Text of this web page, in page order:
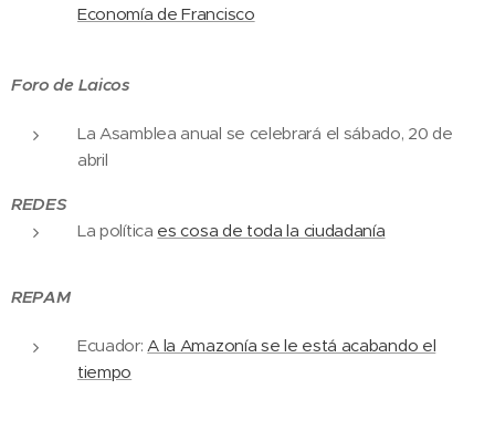
Economía de Francisco
Foro de Laicos
La Asamblea anual se celebrará el sábado, 20 de
abril
REDES
La política es cosa de toda la ciudadanía
REPAM
Ecuador: A la Amazonía se le está acabando el
tiempo